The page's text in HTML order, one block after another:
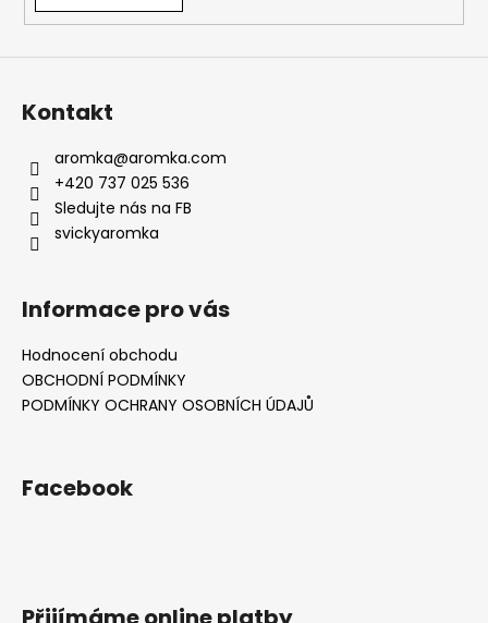
Kontakt
aromka@aromka.com
+420 737 025 536
Sledujte nás na FB
svickyaromka
Informace pro vás
Hodnocení obchodu
OBCHODNÍ PODMÍNKY
PODMÍNKY OCHRANY OSOBNÍCH ÚDAJŮ
Facebook